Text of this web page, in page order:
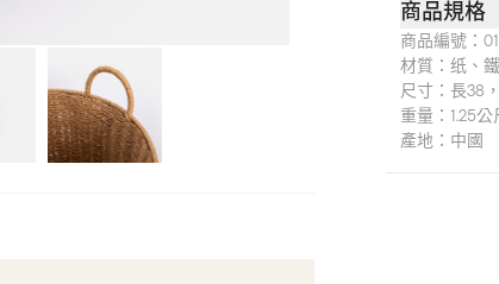
商品規格
商品編號：
材質： 纸、鐵
尺寸： 長38
重量： 1.25公
產地： 中國